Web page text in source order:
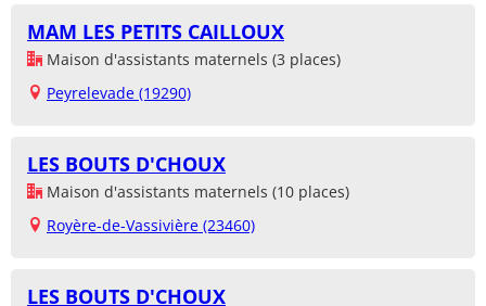
MAM LES PETITS CAILLOUX
Maison d'assistants maternels (3 places)
Peyrelevade (19290)
LES BOUTS D'CHOUX
Maison d'assistants maternels (10 places)
Royère-de-Vassivière (23460)
LES BOUTS D'CHOUX